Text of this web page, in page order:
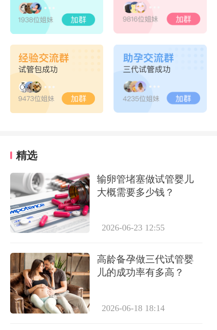
精选
输卵管堵塞做试管婴儿
大概需要多少钱？
2026-06-23 12:55
高龄备孕做三代试管婴
儿的成功率有多高？
2026-06-18 18:14